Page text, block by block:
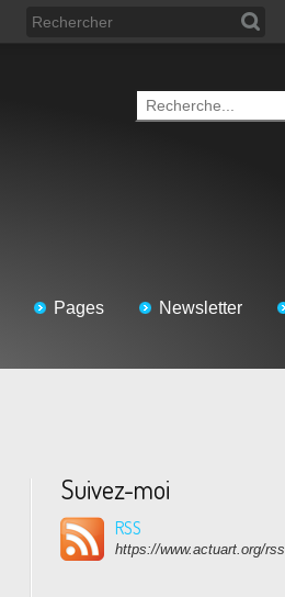
Pages Newsletter
Suivez-moi
RSS
https://www.actuart.org/rss